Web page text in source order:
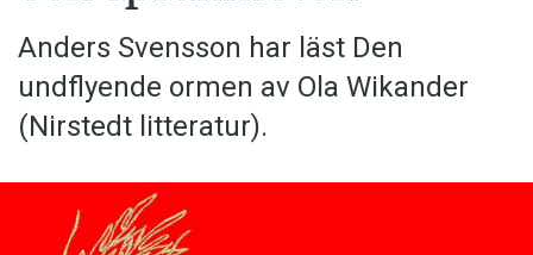
Krönikor
Språkfrågor
Skrivtips
Kviss
Anders Svensson har läst Den
undflyende ormen av Ola Wikander
(Nirstedt litteratur).